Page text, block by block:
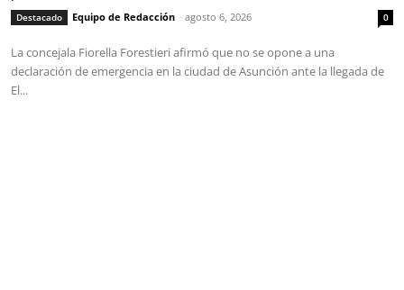
Destacado Equipo de Redacción - agosto 6, 2026 0
La concejala Fiorella Forestieri afirmó que no se opone a una
declaración de emergencia en la ciudad de Asunción ante la llegada de
El...